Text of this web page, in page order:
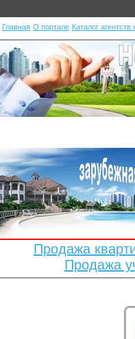
Главная О портале Каталог
Продажа
Продажа